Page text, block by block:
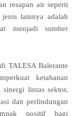
resapan air seperti
lainnya adalah
menjadi sumber
TALESA Balerante
ketahanan
lintas sektor,
dan perlindungan
positif bagi